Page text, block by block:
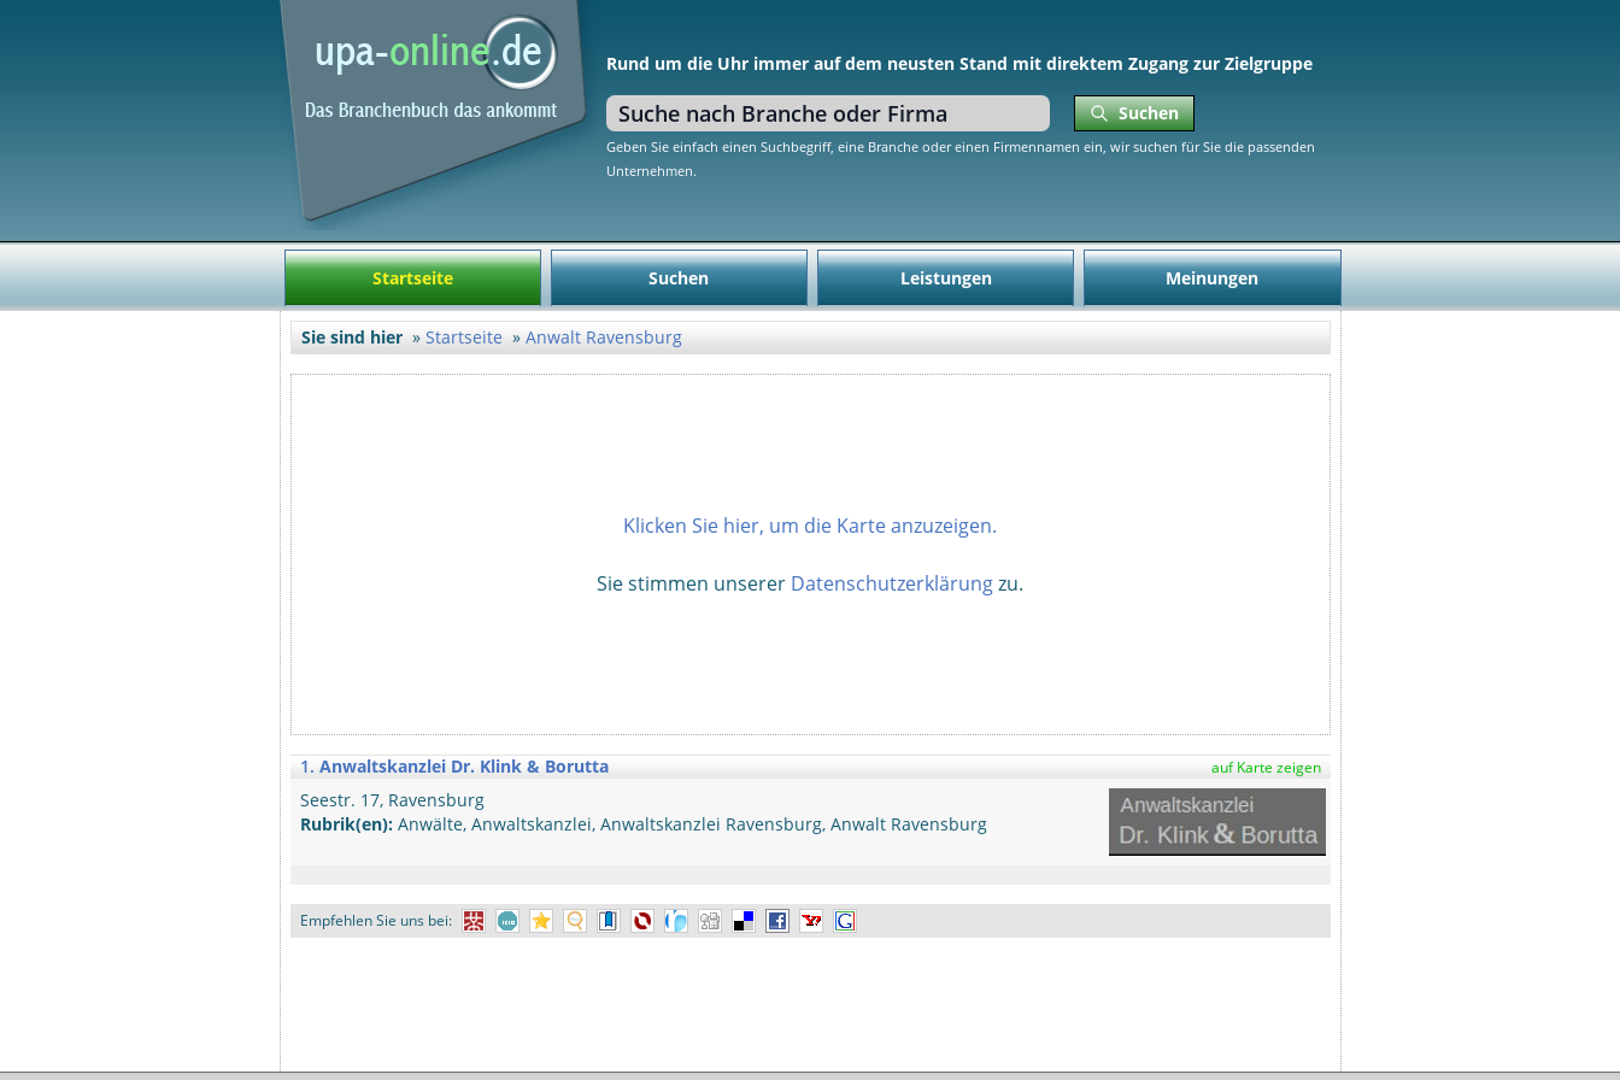
Rund um die Uhr immer auf dem neusten Stand mit direktem Zugang zur Zielgruppe
Suchen
Geben Sie einfach einen Suchbegriff, eine Branche oder einen Firmennamen ein, wir suchen für Sie die passenden
Unternehmen.
Startseite Suchen Leistungen Meinungen
Sie sind hier Startseite Anwalt Ravensburg
Klicken Sie hier, um die Karte anzuzeigen.
Sie stimmen unserer Datenschutzerklärungzu.
1. Anwaltskanzlei Dr. Klink & Borutta auf Karte zeigen
Seestr. 17, Ravensburg
Rubrik(en):Anwälte, Anwaltskanzlei, Anwaltskanzlei Ravensburg, Anwalt Ravensburg
Empfehlen Sie uns bei: